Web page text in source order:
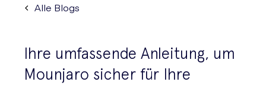
Alle Blogs
Ihre umfassende Anleitung, um
Mounjaro sicher für Ihre